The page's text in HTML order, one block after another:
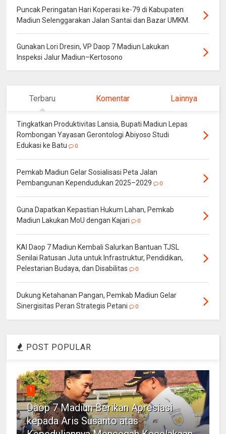
Puncak Peringatan Hari Koperasi ke-79 di Kabupaten
Madiun Selenggarakan Jalan Santai dan Bazar UMKM.
Gunakan Lori Dresin, VP Daop 7 Madiun Lakukan
Inspeksi Jalur Madiun–Kertosono
Terbaru Komentar Lainnya
Tingkatkan Produktivitas Lansia, Bupati Madiun Lepas
Rombongan Yayasan Gerontologi Abiyoso Studi
Edukasi ke Batu
0
Pemkab Madiun Gelar Sosialisasi Peta Jalan
Pembangunan Kependudukan 2025–2029
0
Guna Dapatkan Kepastian Hukum Lahan, Pemkab
Madiun Lakukan MoU dengan Kajari
0
KAI Daop 7 Madiun Kembali Salurkan Bantuan TJSL
Senilai Ratusan Juta untuk Infrastruktur, Pendidikan,
Pelestarian Budaya, dan Disabilitas
0
Dukung Ketahanan Pangan, Pemkab Madiun Gelar
Sinergisitas Peran Strategis Petani
0
POST POPULAR
1
Daop 7 Madiun Berikan Apresiasi
kepada Aris Susanto atas